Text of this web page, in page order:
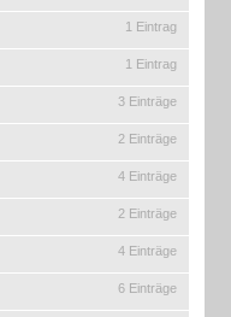
1 Eintrag
1 Eintrag
3 Einträge
2 Einträge
4 Einträge
2 Einträge
4 Einträge
6 Einträge